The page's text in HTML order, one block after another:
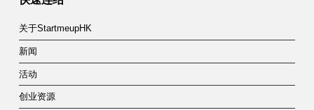
关于StartmeupHK
新闻
活动
创业资源